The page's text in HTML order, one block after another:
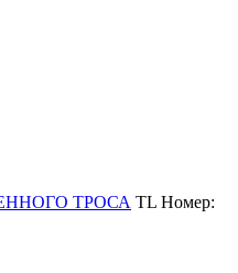
ТРОСА TL Номер: